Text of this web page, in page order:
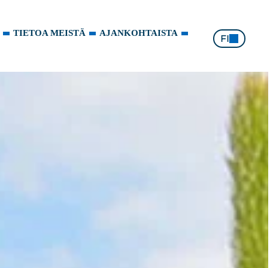
TIETOA MEISTÄ
AJANKOHTAISTA
FI